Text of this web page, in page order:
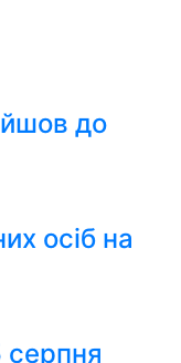
до
осіб на
серпня